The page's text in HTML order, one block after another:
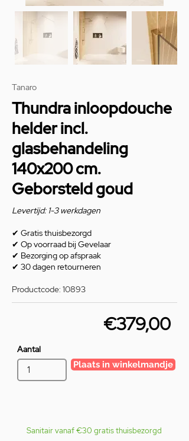
Tanaro
Thundra inloopdouche
helder incl.
glasbehandeling
140x200 cm.
Geborsteld goud
Levertijd: 1-3 werkdagen
✔ Gratis thuisbezorgd
✔ Op voorraad bij Gevelaar
✔ Bezorging op afspraak
✔ 30 dagen retourneren
Productcode: 10893
€379,00
Aantal
Plaats in winkelmandje
Sanitair vanaf €30 gratis thuisbezorgd